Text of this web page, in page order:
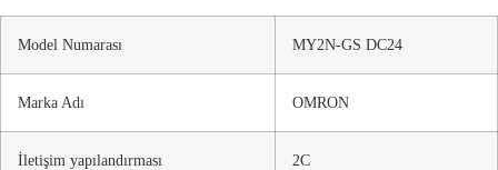
Model Numarası MY2N-GS DC24
Marka Adı OMRON
İletişim yapılandırması 2C